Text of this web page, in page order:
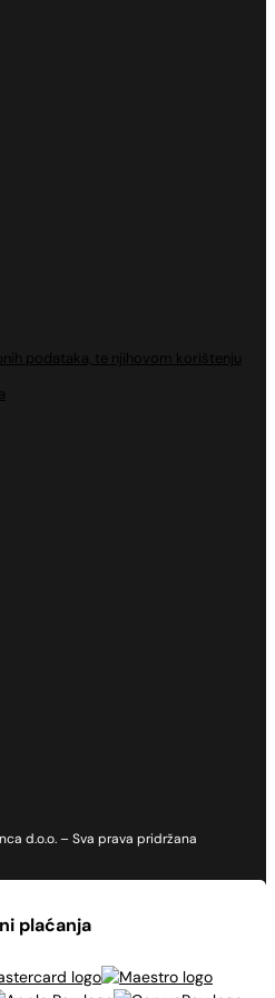
podataka, te njihovom korištenju
d.o.o. – Sva prava pridržana
plaćanja